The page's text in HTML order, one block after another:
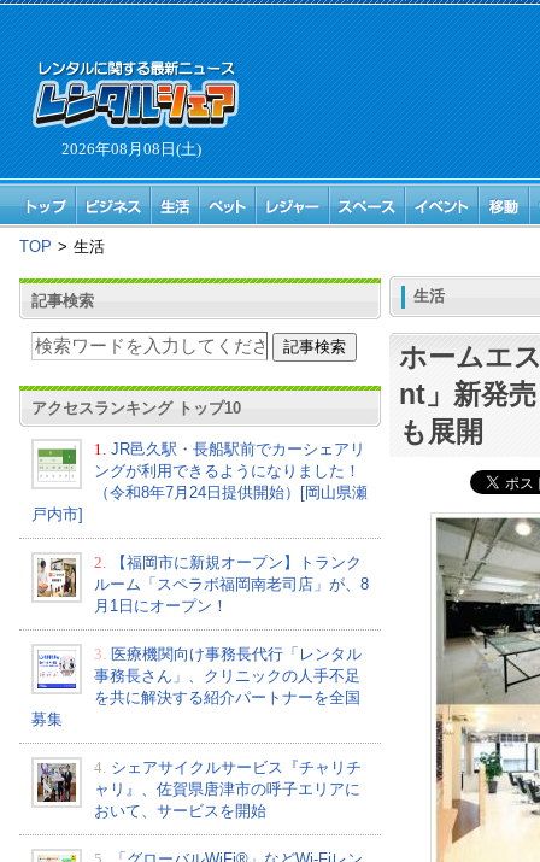
2026年08月08日(土)
TOP > 生活
記事検索
アクセスランキング トップ10
1.
JR邑久駅・長船駅前でカーシェアリ
ングが利用できるようになりました！
（令和8年7月24日提供開始）[岡山県瀬
戸内市]
2.
【福岡市に新規オープン】トランク
ルーム「スペラボ福岡南老司店」が、8
月1日にオープン！
3. 医療機関向け事務長代行「レンタル
事務長さん」、クリニックの人手不足
を共に解決する紹介パートナーを全国
募集
4. シェアサイクルサービス『チャリチ
ャリ』、佐賀県唐津市の呼子エリアに
おいて、サービスを開始
5.
「グローバルWiFi®」などWi-Fiレン
生活
ホームエ
nt」新発
も展開